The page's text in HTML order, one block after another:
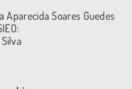
Aparecida Soares Guedes